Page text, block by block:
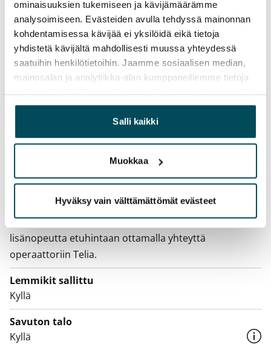
ominaisuuksien tukemiseen ja kävijämäärämme
analysoimiseen. Evästeiden avulla tehdyssä mainonnan
kohdentamisessa kävijää ei yksilöidä eikä tietoja
yhdistetä kävijältä mahdollisesti muussa yhteydessä
saatuihin henkilötietoihin. Jaamme sosiaalisen median,
mainosalan ja analytiikka-alan kumppaneillemme tietoja
yhdistää näitä tietoja muihin tietoihin, joita olet antanut
heille tai joita on kerätty, kun olet käyttänyt heidän
palvelujaan.
Salli kaikki
Muokkaa
Hyväksy vain välttämättömät evästeet
Irtisanomis­mahdollisuus
12 kk vuokrasopimuksesta tai sopimussakolla
aiemmin
Kotivakuutus
Pakollinen, ei sisälly vuokraan
Kulutuksen mukaan
Vuokralainen solmii itse sähkösopimuksen.
Laajakaista
Vuokraan sisältyy 50 M laajakaistaliittymä. Voit hankkia
lisänopeutta etuhintaan ottamalla yhteyttä
operaattoriin Telia.
Lemmikit sallittu
Kyllä
Savuton talo
Kyllä